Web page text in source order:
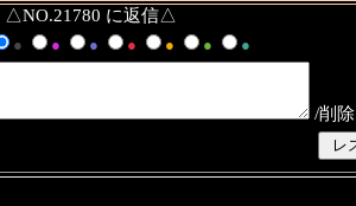
△NO.21780 に返信△
● ● ● ● ● ● ●
/削